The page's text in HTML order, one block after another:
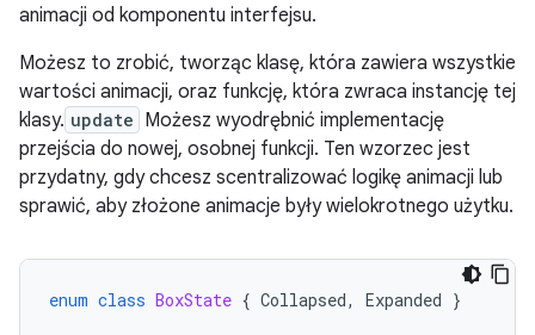
animacji od komponentu interfejsu.
Możesz to zrobić, tworząc klasę, która zawiera wszystkie
wartości animacji, oraz funkcję, która zwraca instancję tej
klasy. update Możesz wyodrębnić implementację
przejścia do nowej, osobnej funkcji. Ten wzorzec jest
przydatny, gdy chcesz scentralizować logikę animacji lub
sprawić, aby złożone animacje były wielokrotnego użytku.
enum class BoxState { Collapsed, Expanded }